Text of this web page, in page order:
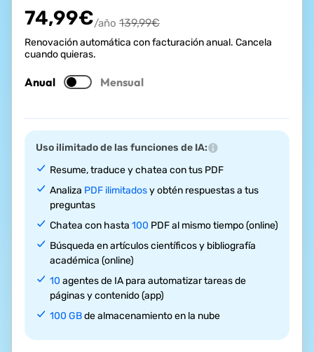
74,99€/año 139,99€
Renovación automática con facturación anual. Cancela
cuando quieras.
Anual Mensual
Uso ilimitado de las funciones de IA:
Resume, traduce y chatea con tus PDF
Analiza PDF ilimitadosy obtén respuestas a tus
preguntas
Chatea con hasta 100 PDF al mismo tiempo (online)
Búsqueda en artículos científicos y bibliografía
académica (online)
10 agentes de IA para automatizar tareas de
páginas y contenido (app)
100 GBde almacenamiento en la nube